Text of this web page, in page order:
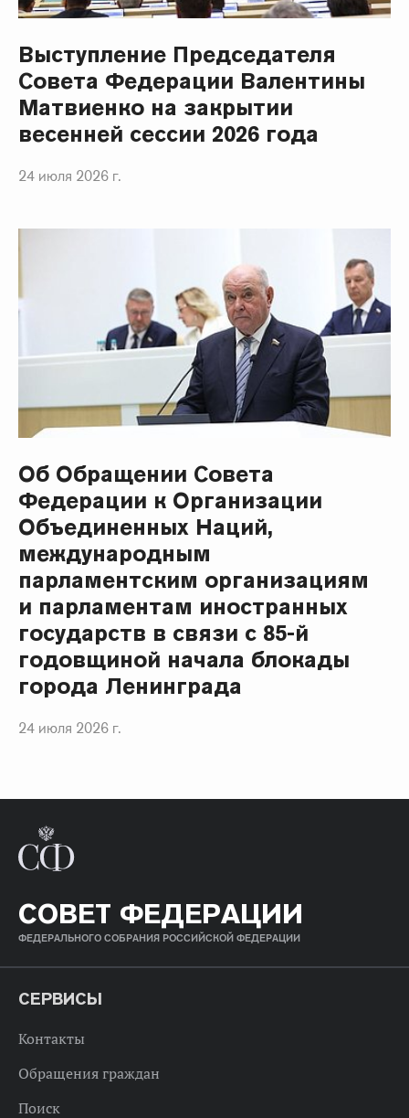
Выступление Председателя
Совета Федерации Валентины
Матвиенко на закрытии
весенней сессии 2026 года
24 июля 2026 г.
Об Обращении Совета
Федерации к Организации
Объединенных Наций,
международным
парламентским организациям
и парламентам иностранных
государств в связи с 85-й
годовщиной начала блокады
города Ленинграда
24 июля 2026 г.
СОВЕТ ФЕДЕРАЦИИ
ФЕДЕРАЛЬНОГО СОБРАНИЯ РОССИЙСКОЙ ФЕДЕРАЦИИ
СЕРВИСЫ
Контакты
Обращения граждан
Поиск